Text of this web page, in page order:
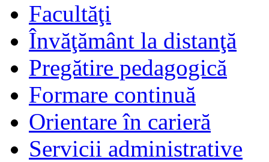
Facultăţi
Învăţământ la distanţă
Pregătire pedagogică
Formare continuă
Orientare în carieră
Servicii administrative